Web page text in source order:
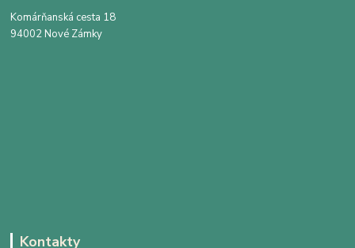
Komárňanská cesta 18
94002 Nové Zámky
Kontakty